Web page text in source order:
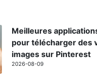
Meilleures
pour télécharger des
images sur Pinterest
2026-08-09